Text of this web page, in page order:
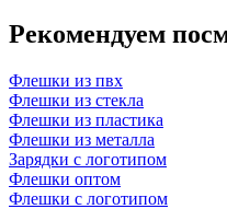
Рекомендуем
Флешки из пвх
Флешки из стекла
Флешки из пластика
Флешки из металла
Зарядки с логотипом
Флешки оптом
Флешки с логотипом